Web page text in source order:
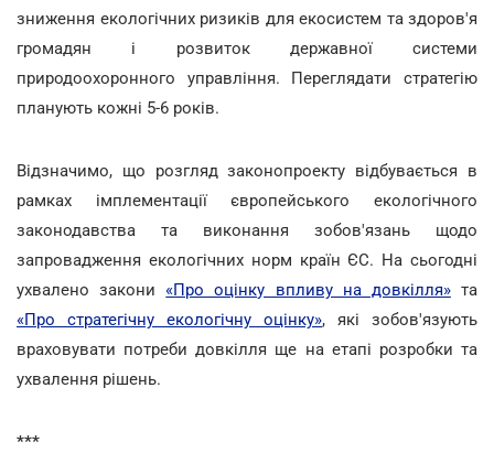
зниження екологічних ризиків для екосистем та здоров'я
громадян і розвиток державної системи
природоохоронного управління. Переглядати стратегію
планують кожні 5-6 років.
Відзначимо, що розгляд законопроекту відбувається в
рамках імплементації європейського екологічного
законодавства та виконання зобов'язань щодо
запровадження екологічних норм країн ЄС. На сьогодні
ухвалено закони «Про оцінку впливу на довкілля»та
«Про стратегічну екологічну оцінку», які зобов'язують
враховувати потреби довкілля ще на етапі розробки та
ухвалення рішень.
***